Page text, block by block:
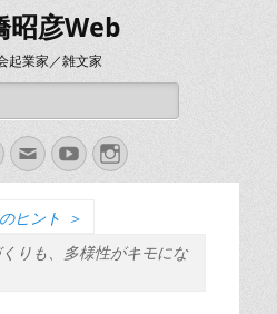
昭彦Web
起業家／雑文家
Twitter
メ
ー
YouTubeInstagram
ヒント ＞
りも、多様性がキモにな